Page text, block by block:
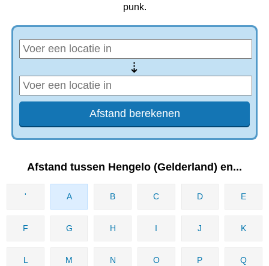
punk.
⇢
Afstand tussen Hengelo (Gelderland) en...
' A B C D E
F G H I J K
L M N O P Q